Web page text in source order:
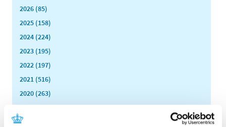
2026 (85)
2025 (158)
2024 (224)
2023 (195)
2022 (197)
2021 (516)
2020 (263)
2019 (159)
2018 (150)